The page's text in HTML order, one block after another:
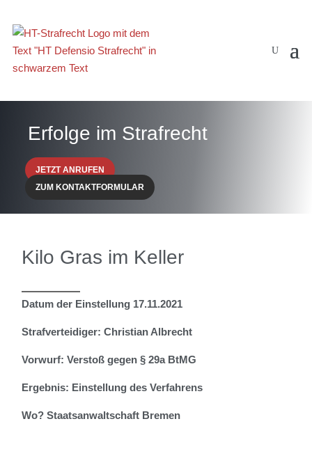
Erfolge im Strafrecht
JETZT ANRUFEN
ZUM KONTAKTFORMULAR
Kilo Gras im Keller
Datum der Einstellung 17.11.2021
Strafverteidiger: Christian Albrecht
Vorwurf: Verstoß gegen § 29a BtMG
Ergebnis: Einstellung des Verfahrens
Wo? Staatsanwaltschaft Bremen